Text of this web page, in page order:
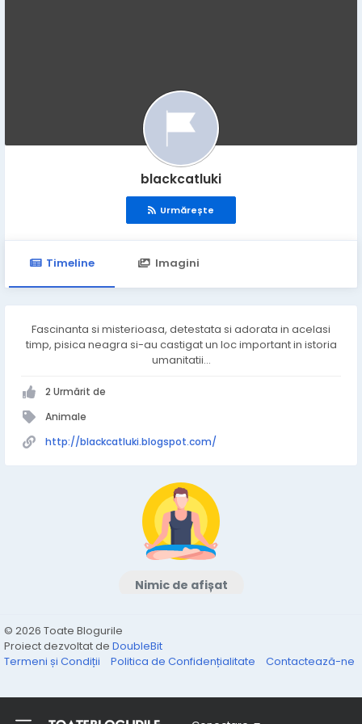
blackcatluki
Urmărește
Timeline Imagini
Fascinanta si misterioasa, detestata si adorata in acelasi
timp, pisica neagra si-au castigat un loc important in istoria
umanitatii...
2 Urmărit de
Animale
http://blackcatluki.blogspot.com/
Nimic de afișat
© 2026 Toate Blogurile
Proiect dezvoltat de DoubleBit
Termeni și Condiții
Politica de Confidențialitate Contactează-ne